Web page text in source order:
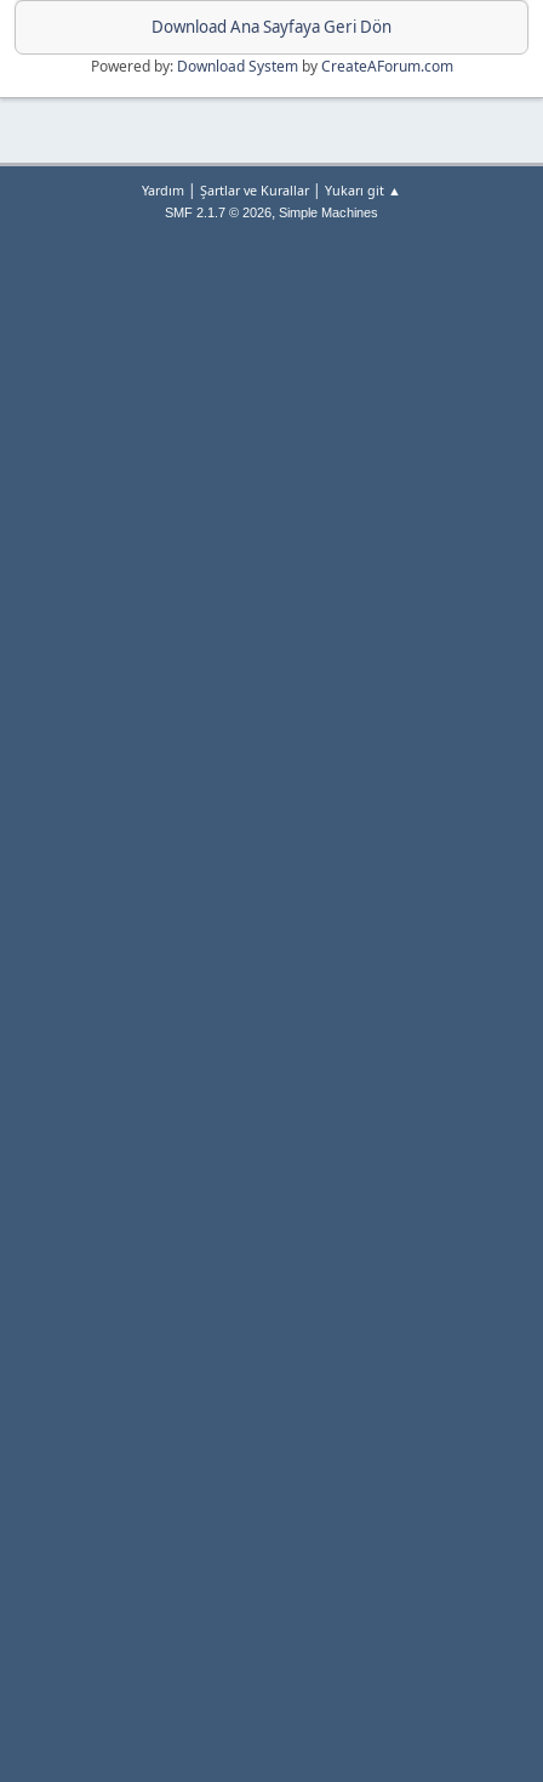
Download Ana Sayfaya Geri Dön
Powered by: Download SystembyCreateAForum.com
Yardım | Şartlar ve Kurallar| Yukarı git ▲
SMF 2.1.7 © 2026, Simple Machines